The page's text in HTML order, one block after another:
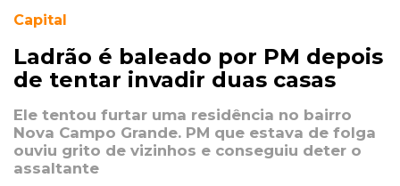
Capital
Ladrão é baleado por PM depois
de tentar invadir duas casas
Ele tentou furtar uma residência no bairro
Nova Campo Grande. PM que estava de folga
ouviu grito de vizinhos e conseguiu deter o
assaltante